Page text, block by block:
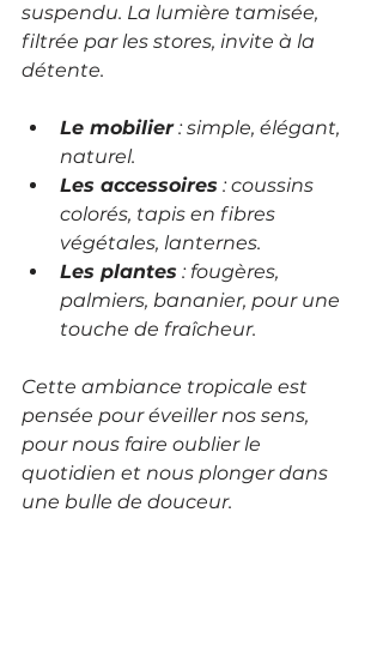
suspendu. La lumière tamisée,
filtrée par les stores, invite à la
détente.
Le mobilier : simple, élégant,
naturel.
Les accessoires : coussins
colorés, tapis en fibres
végétales, lanternes.
Les plantes : fougères,
palmiers, bananier, pour une
touche de fraîcheur.
Cette ambiance tropicale est
pensée pour éveiller nos sens,
pour nous faire oublier le
quotidien et nous plonger dans
une bulle de douceur.